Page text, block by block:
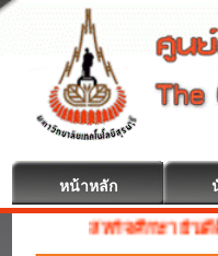
หน้าหลัก
สหกิจศึกษา ยินดีต้อน